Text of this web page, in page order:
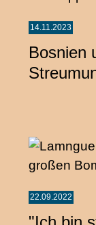
14.11.2023
Bosnien
22.09.2022